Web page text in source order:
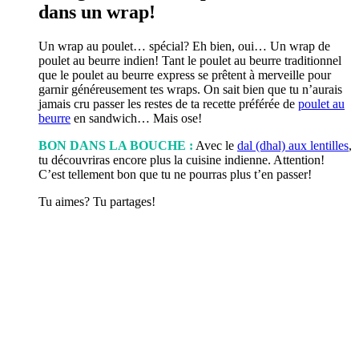
dans un wrap!
Un wrap au poulet… spécial? Eh bien, oui… Un wrap de
poulet au beurre indien! Tant le poulet au beurre traditionnel
que le poulet au beurre express se prêtent à merveille pour
garnir généreusement tes wraps. On sait bien que tu n’aurais
jamais cru passer les restes de ta recette préférée de poulet au
beurre en sandwich… Mais ose!
BON DANS LA BOUCHE : Avec le dal (dhal) aux lentilles,
tu découvriras encore plus la cuisine indienne. Attention!
C’est tellement bon que tu ne pourras plus t’en passer!
Tu aimes? Tu partages!